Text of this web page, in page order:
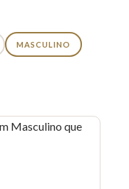
MASCULINO